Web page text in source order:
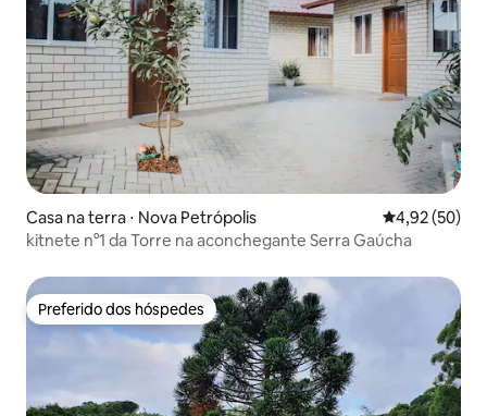
Casa na terra ⋅ Nova Petrópolis 4,92 de uma
4,92 (50)
kitnete n°1 da Torre na aconchegante Serra Gaúcha
Preferido dos hóspedes
Preferido dos hóspedes